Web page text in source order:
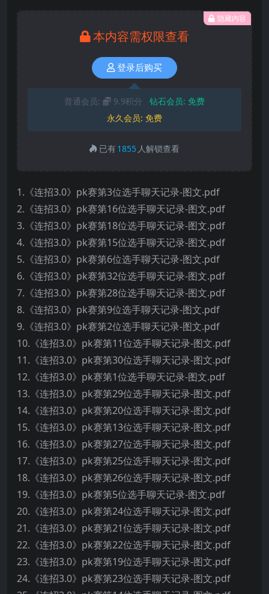
隐藏内容
本内容需权限查看
登录后购买
普通会员: 9.9积分 钻石会员: 免费
永久会员: 免费
已有1855 人解锁查看
1.《连招3.0》pk赛第3位选手聊天记录-图文.pdf
2.《连招3.0》pk赛第16位选手聊天记录-图文.pdf
3.《连招3.0》pk赛第18位选手聊天记录-图文.pdf
4.《连招3.0》pk赛第15位选手聊天记录-图文.pdf
5.《连招3.0》pk赛第6位选手聊天记录-图文.pdf
6.《连招3.0》pk赛第32位选手聊天记录-图文.pdf
7.《连招3.0》pk赛第28位选手聊天记录-图文.pdf
8.《连招3.0》pk赛第9位选手聊天记录-图文.pdf
9.《连招3.0》pk赛第2位选手聊天记录-图文.pdf
10.《连招3.0》pk赛第11位选手聊天记录-图文.pdf
11.《连招3.0》pk赛第30位选手聊天记录-图文.pdf
12.《连招3.0》pk赛第1位选手聊天记录-图文.pdf
13.《连招3.0》pk赛第29位选手聊天记录-图文.pdf
14.《连招3.0》pk赛第20位选手聊天记录-图文.pdf
15.《连招3.0》pk赛第13位选手聊天记录-图文.pdf
16.《连招3.0》pk赛第27位选手聊天记录-图文.pdf
17.《连招3.0》pk赛第25位选手聊天记录-图文.pdf
18.《连招3.0》pk赛第26位选手聊天记录-图文.pdf
19.《连招3.0》pk赛第5位选手聊天记录-图文.pdf
20.《连招3.0》pk赛第24位选手聊天记录-图文.pdf
21.《连招3.0》pk赛第21位选手聊天记录-图文.pdf
22.《连招3.0》pk赛第22位选手聊天记录-图文.pdf
23.《连招3.0》pk赛第19位选手聊天记录-图文.pdf
24.《连招3.0》pk赛第23位选手聊天记录-图文.pdf